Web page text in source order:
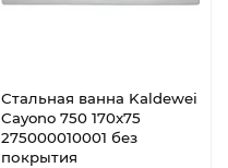
Стальная ванна Kaldewei
Cayono 750 170x75
275000010001 без
покрытия